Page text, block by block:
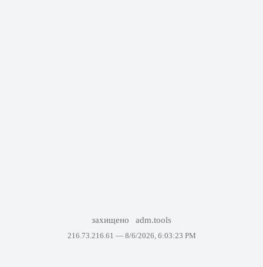
захищено adm.tools
216.73.216.61 — 8/6/2026, 6:03:23 PM